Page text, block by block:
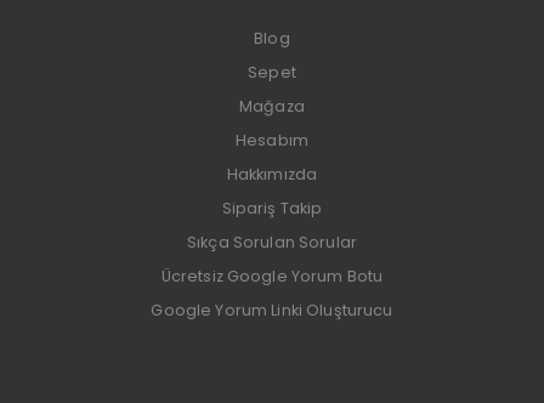
Blog
Sepet
Mağaza
Hesabım
Hakkımızda
Sipariş Takip
Sıkça Sorulan Sorular
Ücretsiz Google Yorum Botu
Google Yorum Linki Oluşturucu